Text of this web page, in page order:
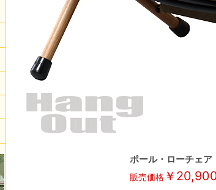
ポール・ローチェ
販売価格￥